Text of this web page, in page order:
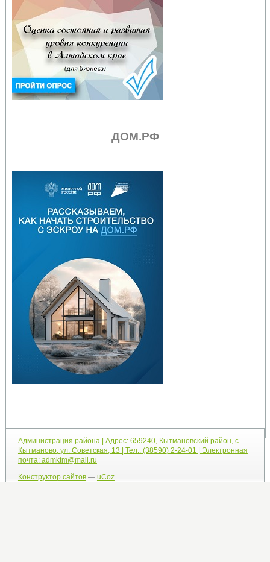
ДОМ.РФ
Администрация района | Адрес: 659240, Кытмановский район, с.
Кытманово, ул. Советская, 13 | Тел.: (38590) 2-24-01 | Электронная
почта: admktm@mail.ru
Конструктор сайтов— uCoz